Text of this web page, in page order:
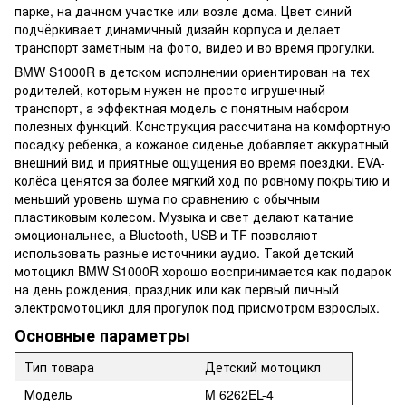
парке, на дачном участке или возле дома. Цвет синий
подчёркивает динамичный дизайн корпуса и делает
транспорт заметным на фото, видео и во время прогулки.
BMW S1000R в детском исполнении ориентирован на тех
родителей, которым нужен не просто игрушечный
транспорт, а эффектная модель с понятным набором
полезных функций. Конструкция рассчитана на комфортную
посадку ребёнка, а кожаное сиденье добавляет аккуратный
внешний вид и приятные ощущения во время поездки. EVA-
колёса ценятся за более мягкий ход по ровному покрытию и
меньший уровень шума по сравнению с обычным
пластиковым колесом. Музыка и свет делают катание
эмоциональнее, а Bluetooth, USB и TF позволяют
использовать разные источники аудио. Такой детский
мотоцикл BMW S1000R хорошо воспринимается как подарок
на день рождения, праздник или как первый личный
электромотоцикл для прогулок под присмотром взрослых.
Основные параметры
Тип товара
Детский мотоцикл
Модель
M 6262EL-4